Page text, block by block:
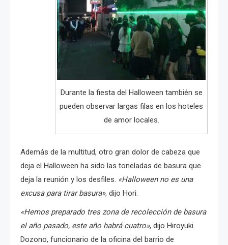
Durante la fiesta del Halloween también se
pueden observar largas filas en los hoteles
de amor locales.
Además de la multitud, otro gran dolor de cabeza que
deja el Halloween ha sido las toneladas de basura que
deja la reunión y los desfiles. «Halloween no es una
excusa para tirar basura», dijo Hori.
«Hemos preparado tres zona de recolección de basura
el año pasado, este año habrá cuatro», dijo Hiroyuki
Dozono, funcionario de la oficina del barrio de